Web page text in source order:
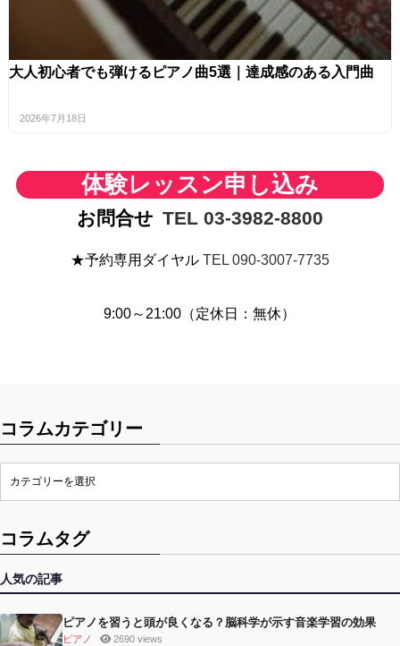
大人初心者でも弾けるピアノ曲5選｜達成感のある入門曲
2026年7月18日
体験レッスン申し込み
お問合せ TEL 03-3982-8800
★予約専用ダイヤル TEL 090-3007-7735
9:00～21:00（定休日：無休）
コラムカテゴリー
コラムタグ
人気の記事
ピアノを習うと頭が良くなる？脳科学が示す音楽学習の効果
ピアノ 2690 views